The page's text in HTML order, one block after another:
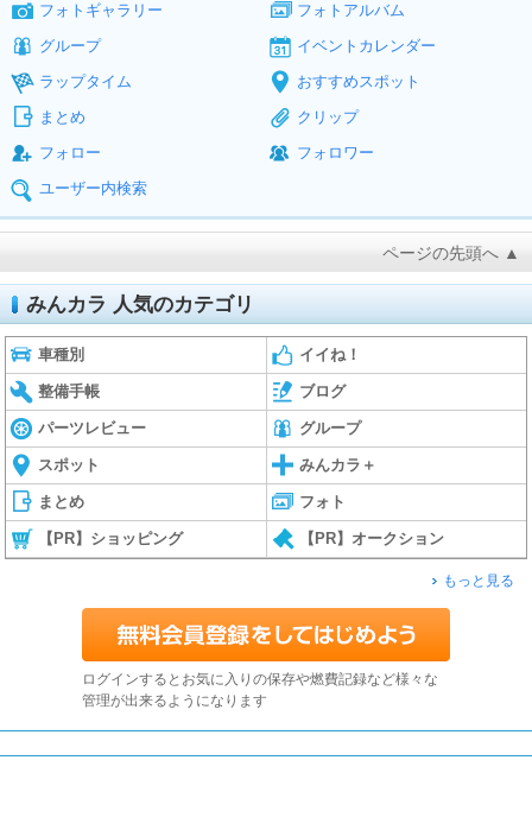
フォトギャラリー
フォトアルバム
グループ
イベントカレンダー
ラップタイム
おすすめスポット
まとめ
クリップ
フォロー
フォロワー
ユーザー内検索
ページの先頭へ ▲
みんカラ 人気のカテゴリ
車種別 イイね！
整備手帳 ブログ
パーツレビュー グループ
スポット みんカラ＋
まとめ フォト
【PR】ショッピング 【PR】オークション
もっと見る
ログインするとお気に入りの保存や燃費記録など様々な
管理が出来るようになります